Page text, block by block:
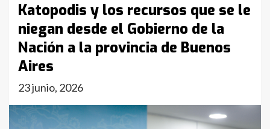
Katopodis y los recursos que se le
niegan desde el Gobierno de la
Nación a la provincia de Buenos
Aires
23 junio, 2026